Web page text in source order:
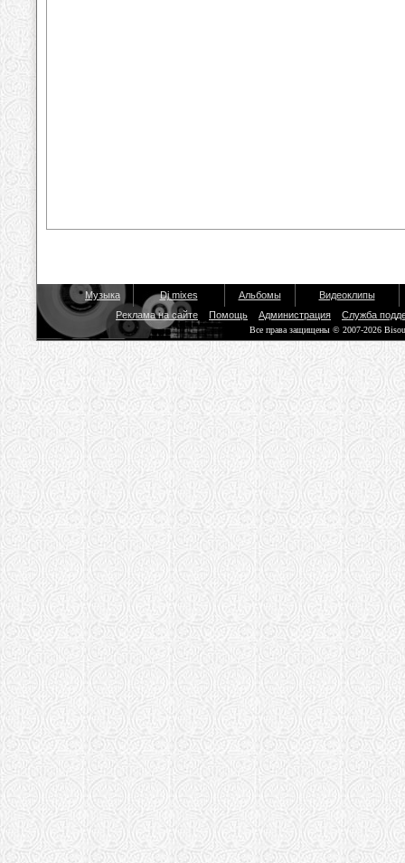
Музыка Dj mixes Альбомы
Видеоклипы
Реклама на сайте
Помощь Администрация Служба
Все права защищены © 2007-2026